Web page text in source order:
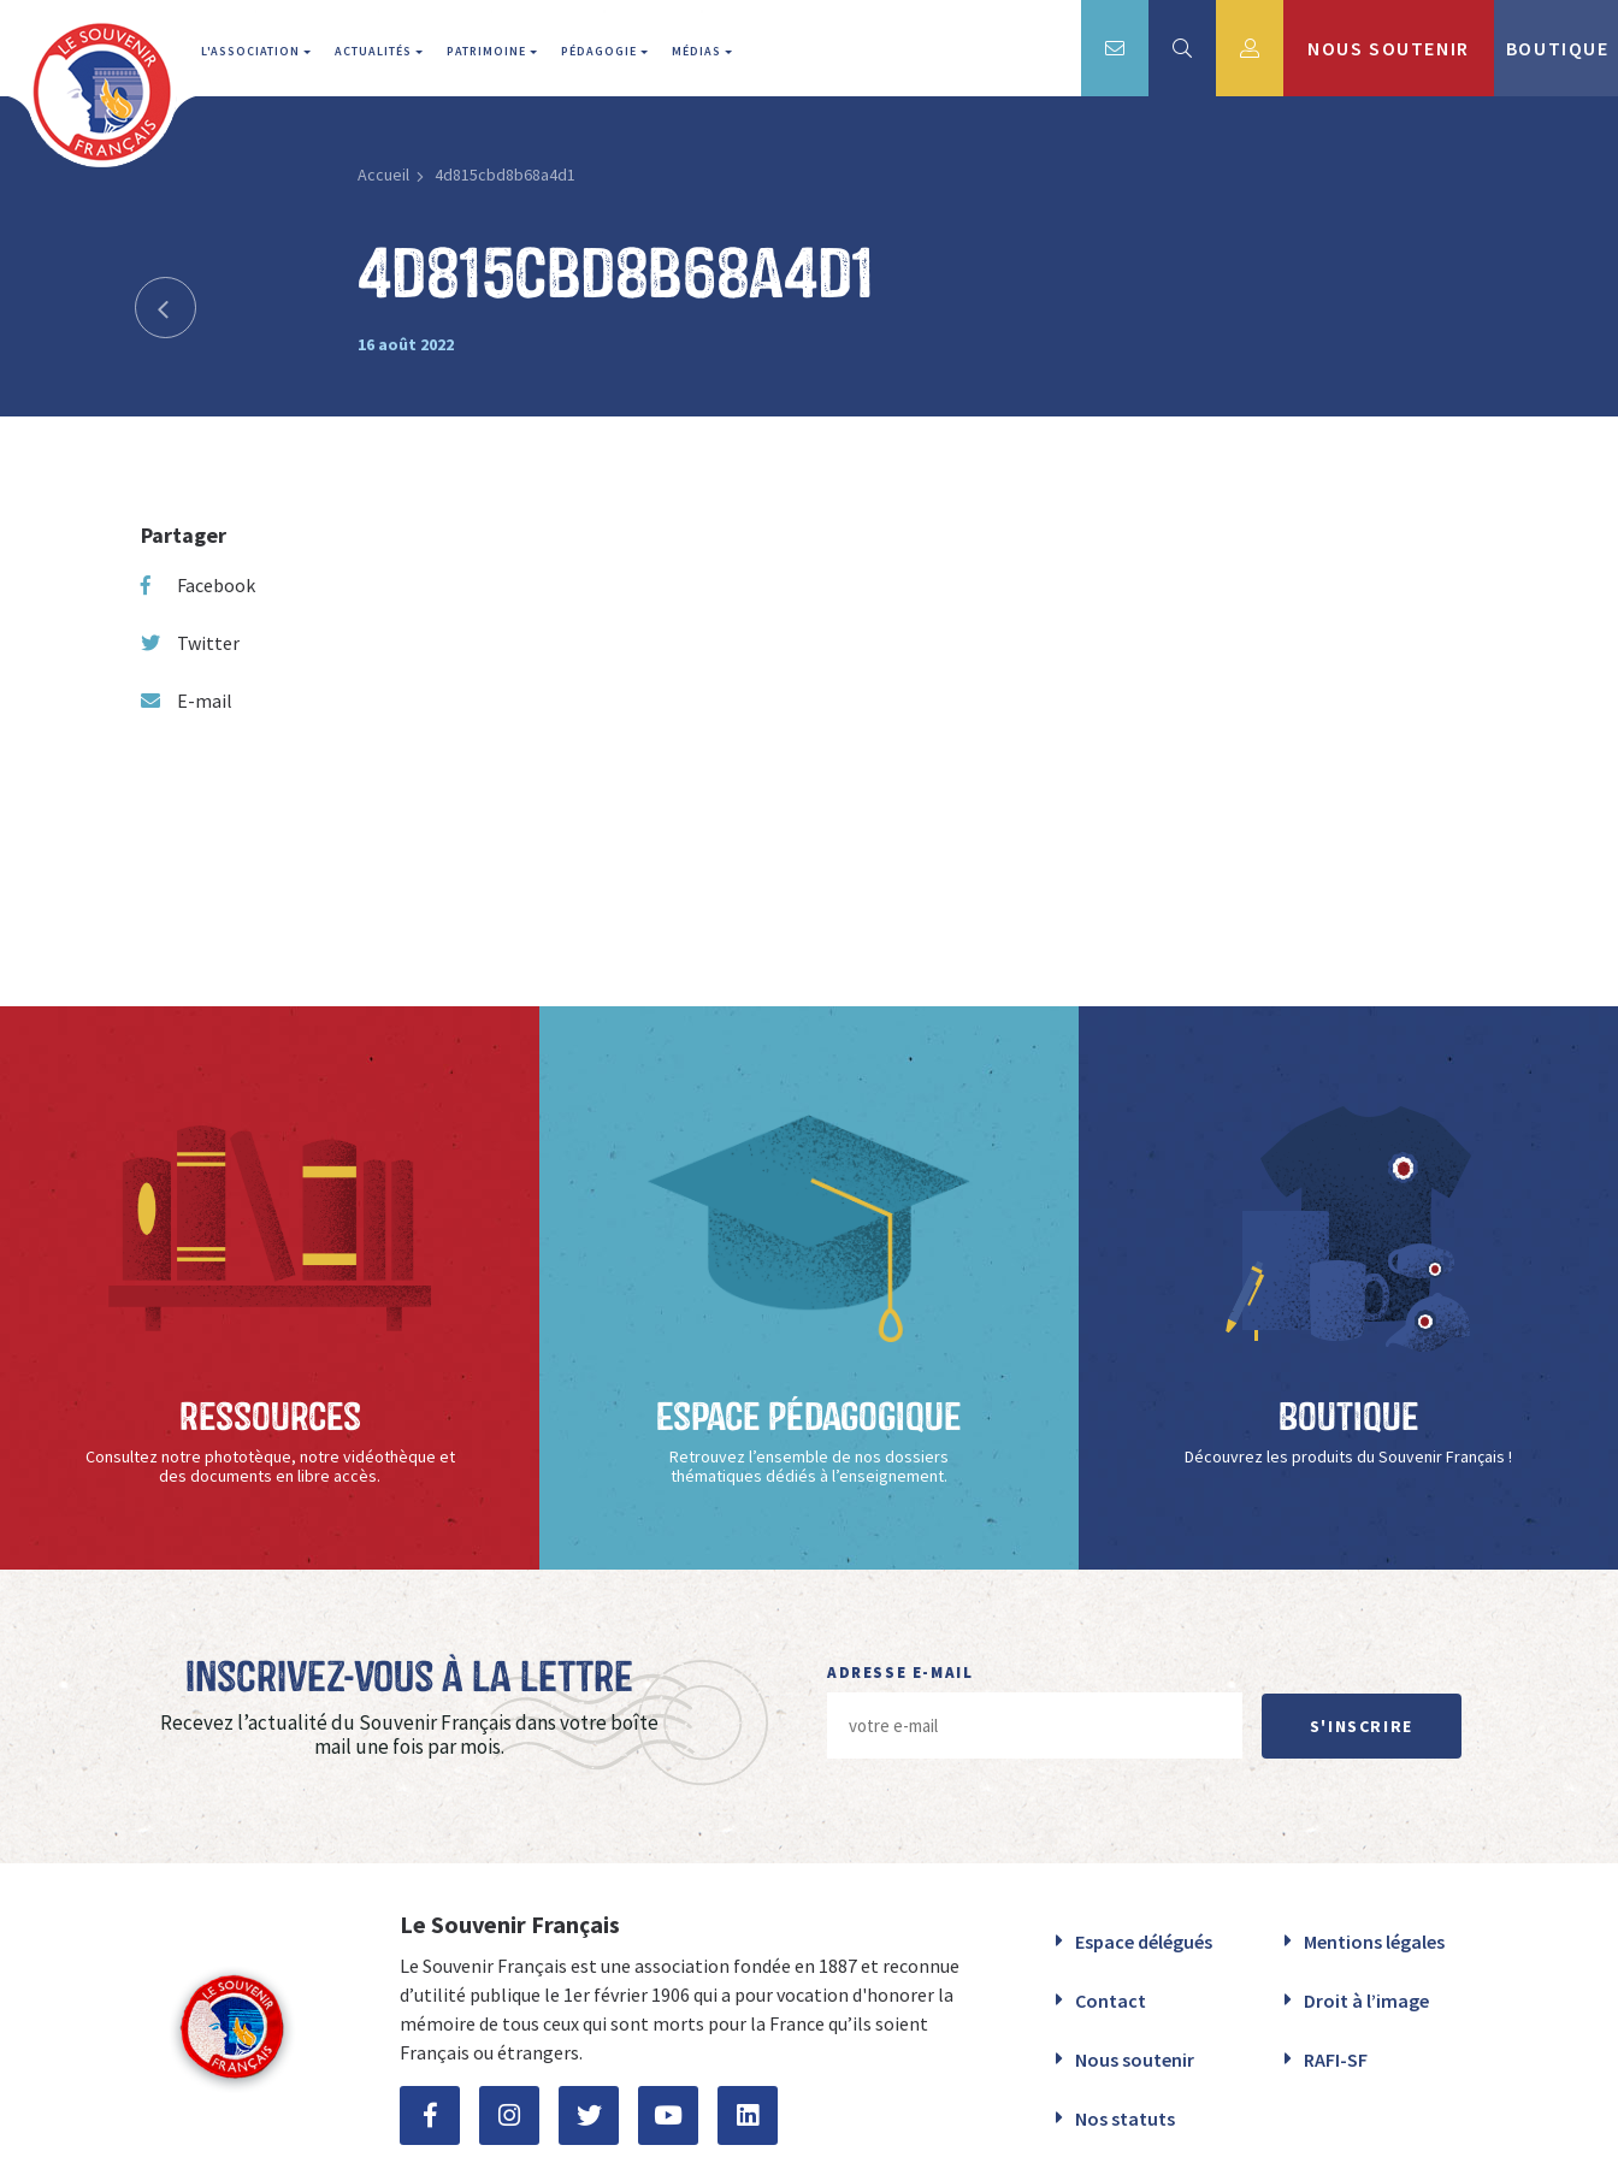
L'ASSOCIATION ACTUALITÉS PATRIMOINE PÉDAGOGIE MÉDIAS NOUS SOUTENIR BOUTIQUE
Accueil 4d815cbd8b68a4d1
4d815cbd8b68a4d1
16 août 2022
Partager
Facebook
Twitter
E-mail
Ressources
Consultez notre phototèque, notre vidéothèque et
des documents en libre accès.
Espace Pédagogique
Retrouvez l’ensemble de nos dossiers
thématiques dédiés à l’enseignement.
Boutique
Découvrez les produits du Souvenir Français !
Inscrivez-vous à La Lettre
Recevez l’actualité du Souvenir Français dans votre boîte
mail une fois par mois.
ADRESSE E-MAIL
S'INSCRIRE
Le Souvenir Français
Le Souvenir Français est une association fondée en 1887 et reconnue
d’utilité publique le 1er février 1906 qui a pour vocation d'honorer la
mémoire de tous ceux qui sont morts pour la France qu’ils soient
Français ou étrangers.
Espace délégués Mentions légales
Contact Droit à l’image
Nous soutenir RAFI-SF
Nos statuts